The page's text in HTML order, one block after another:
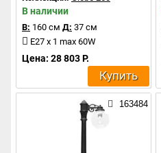
В наличии
В: 160 см Д: 37 см
E27 x 1 max 60W
Цена: 28 803 Р.
Купить
163484